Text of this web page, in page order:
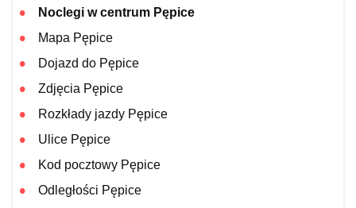
Noclegi w centrum Pępice
Mapa Pępice
Dojazd do Pępice
Zdjęcia Pępice
Rozkłady jazdy Pępice
Ulice Pępice
Kod pocztowy Pępice
Odległości Pępice